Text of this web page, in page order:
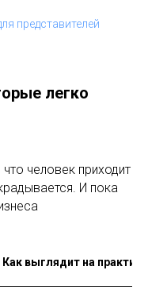
представителей
легко
человек приходит
И пока
Как выглядит на практике